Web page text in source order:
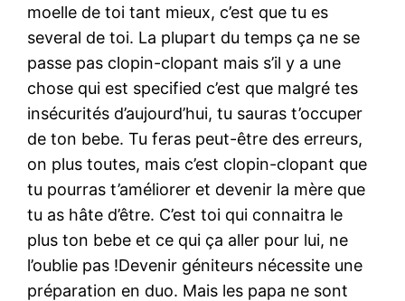
moelle de toi tant mieux, c’est que tu es
several de toi. La plupart du temps ça ne se
passe pas clopin-clopant mais s’il y a une
chose qui est specified c’est que malgré tes
insécurités d’aujourd’hui, tu sauras t’occuper
de ton bebe. Tu feras peut-être des erreurs,
on plus toutes, mais c’est clopin-clopant que
tu pourras t’améliorer et devenir la mère que
tu as hâte d’être. C’est toi qui connaitra le
plus ton bebe et ce qui ça aller pour lui, ne
l’oublie pas !Devenir géniteurs nécessite une
préparation en duo. Mais les papa ne sont